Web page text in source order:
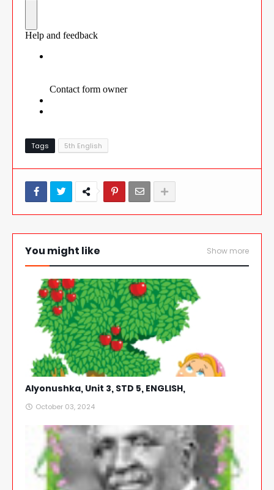
Tags 5th English
You might like Show more
Alyonushka, Unit 3, STD 5, ENGLISH,
October 03, 2024